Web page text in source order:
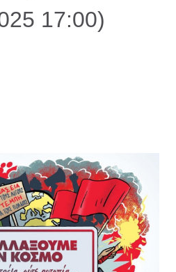
17:00)